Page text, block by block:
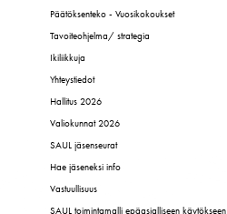
Päätöksenteko - Vuosikokoukset
Tavoiteohjelma/ strategia
Ikiliikkuja
Yhteystiedot
Hallitus 2026
Valiokunnat 2026
SAUL jäsenseurat
Hae jäseneksi info
Vastuullisuus
SAUL toimintamalli epäasialliseen käytökseen